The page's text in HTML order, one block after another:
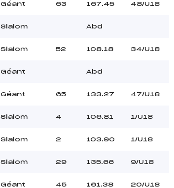
Géant 63 167.45 48/U18
Slalom Abd
Slalom 52 108.18 34/U18
Géant Abd
Géant 65 133.27 47/U18
Slalom 4 106.81 1/U18
Slalom 2 103.90 1/U18
Slalom 29 135.66 9/U18
Géant 45 161.38 20/U18